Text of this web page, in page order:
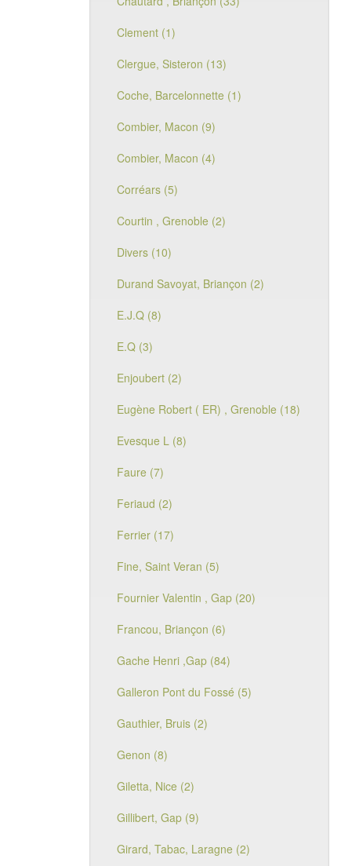
Clement (1)
Clergue, Sisteron (13)
Coche, Barcelonnette (1)
Combier, Macon (9)
Combier, Macon (4)
Corréars (5)
Courtin , Grenoble (2)
Divers (10)
Durand Savoyat, Briançon (2)
E.J.Q (8)
E.Q (3)
Enjoubert (2)
Eugène Robert ( ER) , Grenoble (18)
Evesque L (8)
Faure (7)
Feriaud (2)
Ferrier (17)
Fine, Saint Veran (5)
Fournier Valentin , Gap (20)
Francou, Briançon (6)
Gache Henri ,Gap (84)
Galleron Pont du Fossé (5)
Gauthier, Bruis (2)
Genon (8)
Giletta, Nice (2)
Gillibert, Gap (9)
Girard, Tabac, Laragne (2)